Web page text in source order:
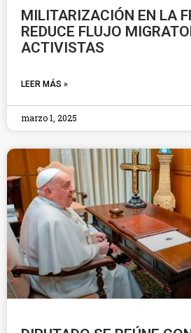
MILITARIZACIÓN EN LA
REDUCE FLUJO
ACTIVISTAS
LEER MÁS »
marzo 1, 2025